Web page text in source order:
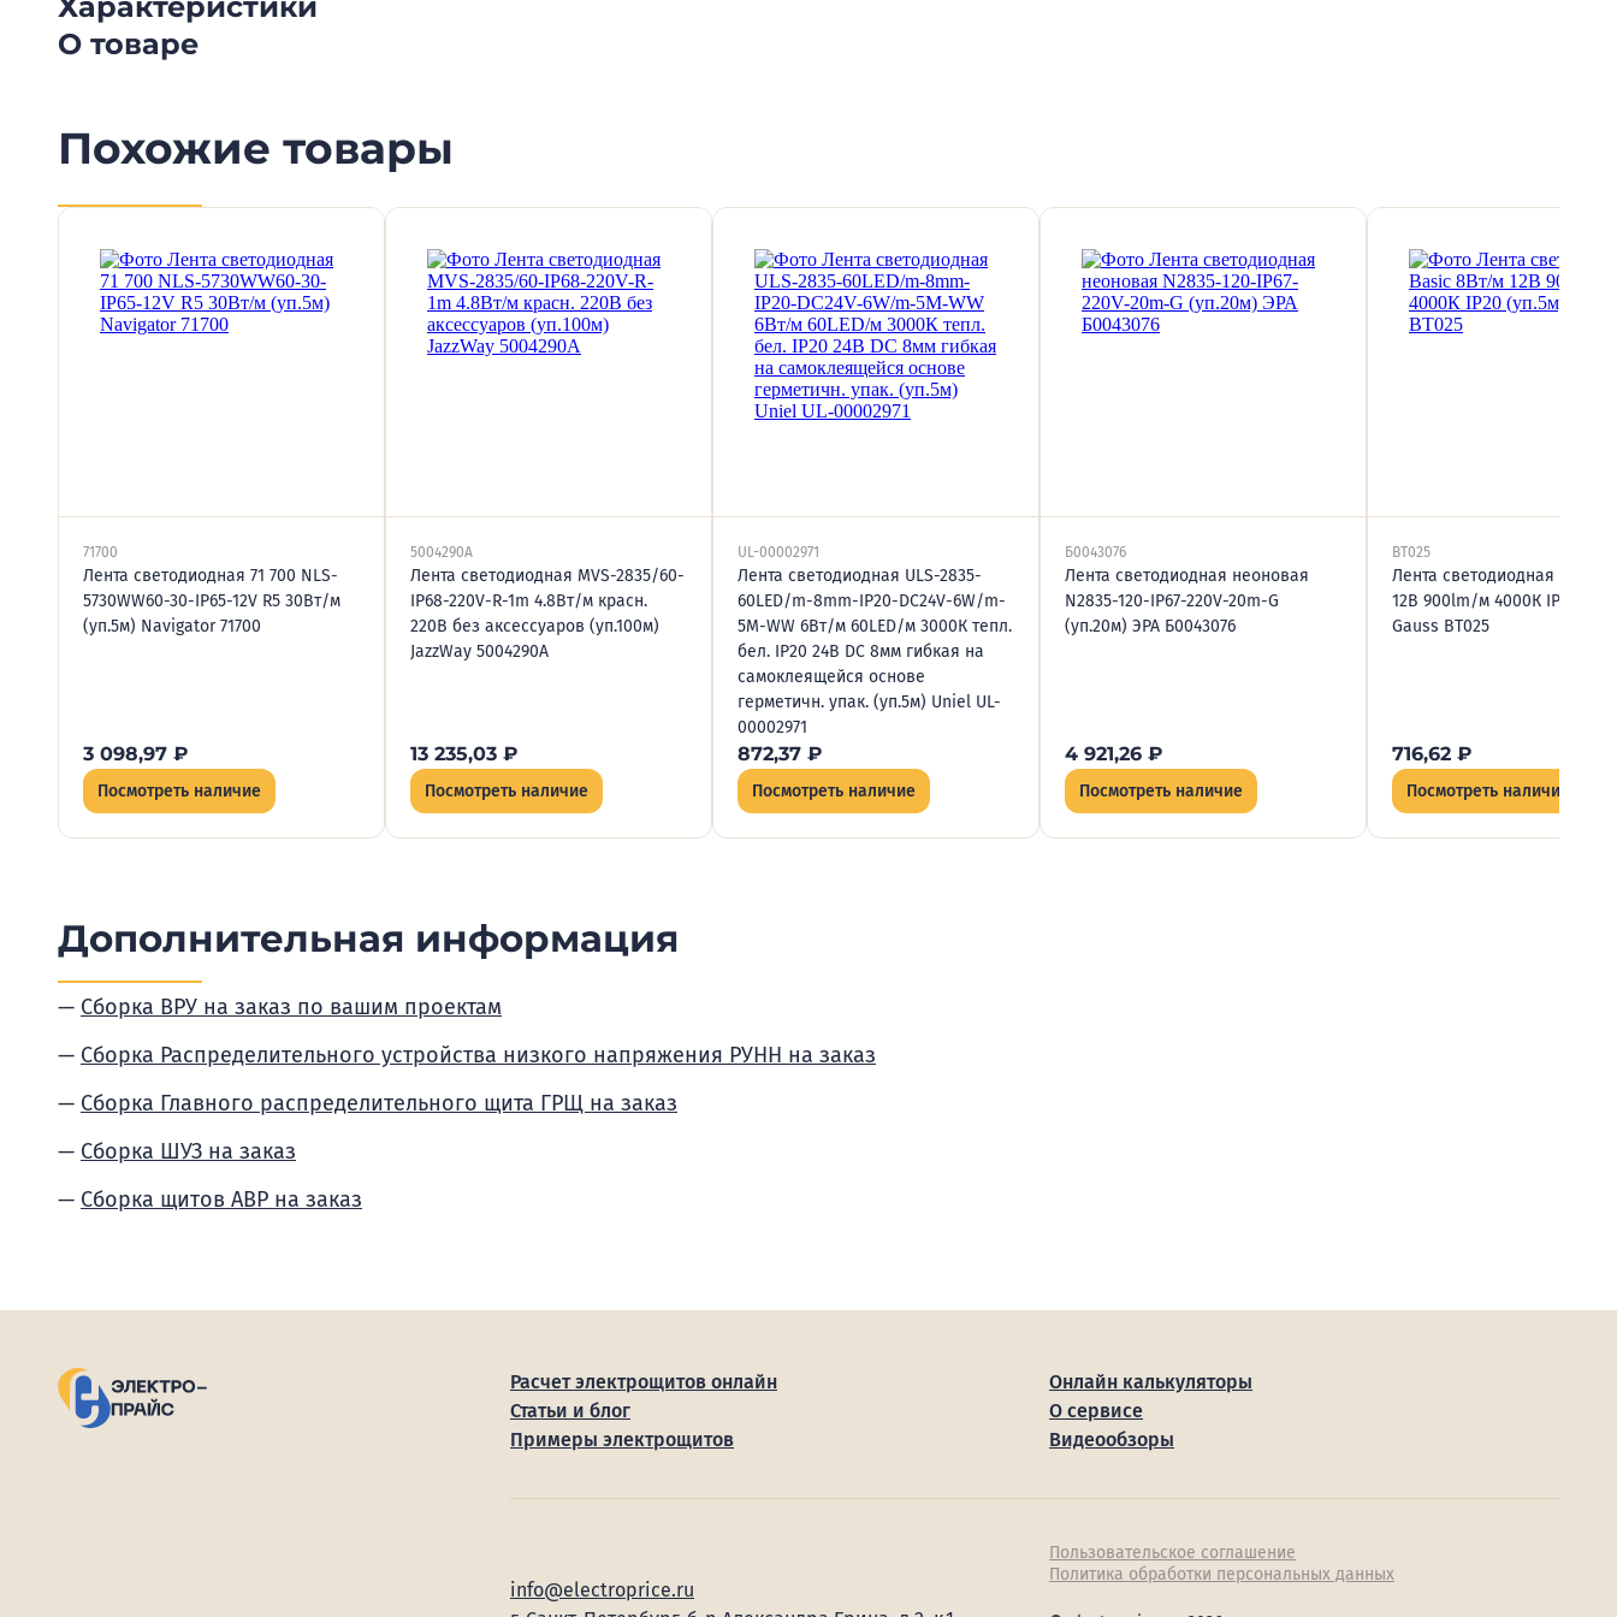
О товаре
Похожие товары
71700
Лента светодиодная 71 700 NLS-
5730WW60-30-IP65-12V R5 30Вт/м
(уп.5м) Navigator 71700
3 098,97 ₽
Посмотреть наличие
5004290A
Лента светодиодная MVS-2835/60-
IP68-220V-R-1m 4.8Вт/м красн.
220В без аксессуаров (уп.100м)
JazzWay 5004290A
13 235,03 ₽
Посмотреть наличие
UL-00002971
Лента светодиодная ULS-2835-
60LED/m-8mm-IP20-DC24V-6W/m-
5M-WW 6Вт/м 60LED/м 3000К тепл.
бел. IP20 24В DC 8мм гибкая на
самоклеящейся основе
герметичн. упак. (уп.5м) Uniel UL-
00002971
872,37 ₽
Посмотреть наличие
Б0043076
Лента светодиодная неоновая
N2835-120-IP67-220V-20m-G
(уп.20м) ЭРА Б0043076
4 921,26 ₽
Посмотреть наличие
BT025
Лента светодиодная Basic
12В 900lm/м 4000К IP20
Gauss BT025
716,62 ₽
Посмотреть наличие
Дополнительная информация
Сборка ВРУ на заказ по вашим проектам
Сборка Распределительного устройства низкого напряжения РУНН на заказ
Сборка Главного распределительного щита ГРЩ на заказ
Сборка ШУЗ на заказ
Сборка щитов АВР на заказ
Расчет электрощитов онлайн
Онлайн калькуляторы
Статьи и блог
О сервисе
Примеры электрощитов
Видеообзоры
info@electroprice.ru
Пользовательское соглашение
Политика обработки персональных данных